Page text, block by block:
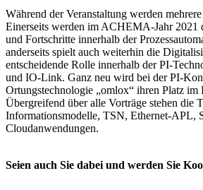
Während der Veranstaltung werden
Einerseits werden im ACHEMA-Jahr 2021
und Fortschritte innerhalb der
anderseits spielt auch weiterhin die
entscheidende Rolle innerhalb der PI-
und IO-Link. Ganz neu wird bei der PI-
Ortungstechnologie „omlox“ ihren Platz im
Übergreifend über alle Vorträge stehen die
Informationsmodelle, TSN, Ethernet-APL,
Cloudanwendungen.
Seien auch Sie dabei und werden Sie